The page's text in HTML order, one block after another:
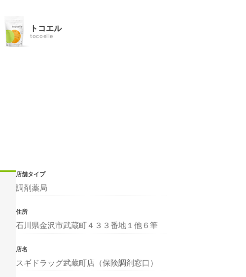
トコエル
tocoelle
店舗タイプ
調剤薬局
住所
石川県金沢市武蔵町４３３番地１他６筆
店名
スギドラッグ武蔵町店（保険調剤窓口）